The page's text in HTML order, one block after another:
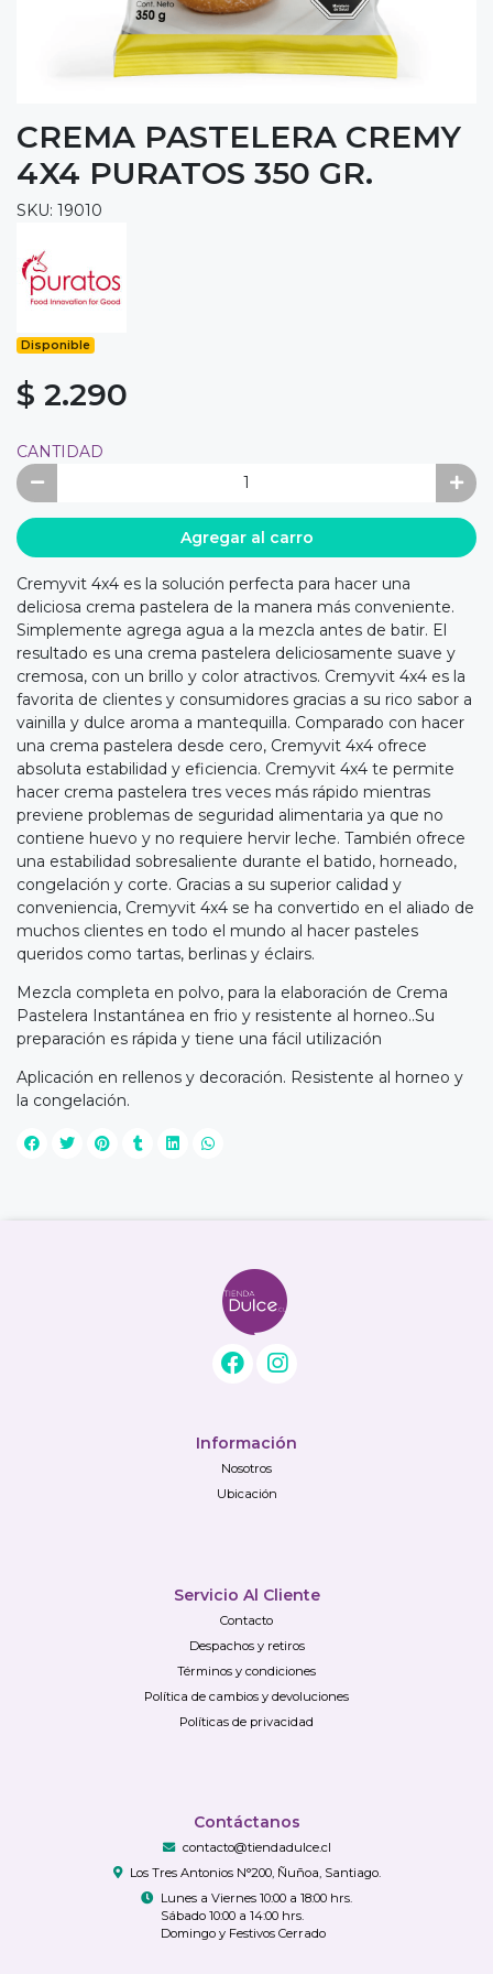
CREMA PASTELERA CREMY
4X4 PURATOS 350 GR.
SKU: 19010
Disponible
$ 2.290
CANTIDAD
Agregar al carro
Cremyvit 4x4 es la solución perfecta para hacer una
deliciosa crema pastelera de la manera más conveniente.
Simplemente agrega agua a la mezcla antes de batir. El
resultado es una crema pastelera deliciosamente suave y
cremosa, con un brillo y color atractivos. Cremyvit 4x4 es la
favorita de clientes y consumidores gracias a su rico sabor a
vainilla y dulce aroma a mantequilla. Comparado con hacer
una crema pastelera desde cero, Cremyvit 4x4 ofrece
absoluta estabilidad y eficiencia. Cremyvit 4x4 te permite
hacer crema pastelera tres veces más rápido mientras
previene problemas de seguridad alimentaria ya que no
contiene huevo y no requiere hervir leche. También ofrece
una estabilidad sobresaliente durante el batido, horneado,
congelación y corte. Gracias a su superior calidad y
conveniencia, Cremyvit 4x4 se ha convertido en el aliado de
muchos clientes en todo el mundo al hacer pasteles
queridos como tartas, berlinas y éclairs.
Mezcla completa en polvo, para la elaboración de Crema
Pastelera Instantánea en frio y resistente al horneo..Su
preparación es rápida y tiene una fácil utilización
Aplicación en rellenos y decoración. Resistente al horneo y
la congelación.
Información
Nosotros
Ubicación
Servicio Al Cliente
Contacto
Despachos y retiros
Términos y condiciones
Política de cambios y devoluciones
Políticas de privacidad
Contáctanos
contacto@tiendadulce.cl
Los Tres Antonios N°200, Ñuñoa, Santiago.
Lunes a Viernes 10:00 a 18:00 hrs.
Sábado 10:00 a 14:00 hrs.
Domingo y Festivos Cerrado